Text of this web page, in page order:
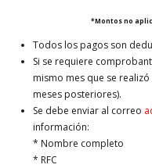
*Montos no
Todos los pagos son
Si se requiere
mismo mes que se
meses posteriores).
Se debe enviar al correo
información:
* Nombre completo
* RFC